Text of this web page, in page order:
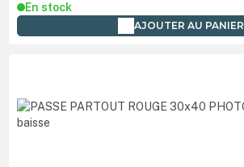
En stock
AJOUTER AU PANIER